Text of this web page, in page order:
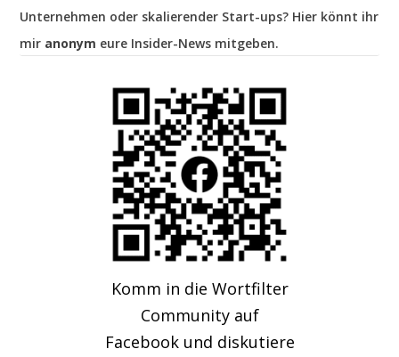
Unternehmen oder skalierender Start-ups? Hier könnt ihr
mir anonym eure Insider-News mitgeben.
Komm in die Wortfilter
Community auf
Facebook und diskutiere